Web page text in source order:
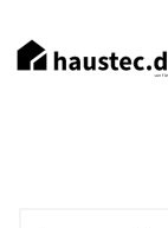
zum
Inhalt